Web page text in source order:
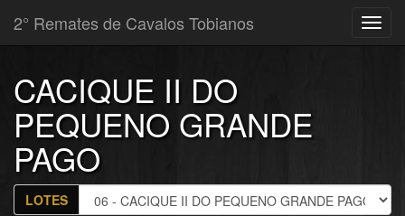
2° Remates de Cavalos Tobianos
CACIQUE II DO
PEQUENO GRANDE
PAGO
LOTES